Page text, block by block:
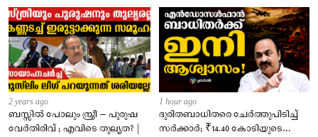
2 years ago
ബസ്സിൽ പോലും സ്ത്രീ – പുരുഷ
വേർതിരിവ് ; എവിടെ തുല്യത? |
1 hour ago
ദുരിതബാധിതരെ ചേർത്തുപിടിച്ച്
സർക്കാർ; ₹14.40 കോടിയുടെ